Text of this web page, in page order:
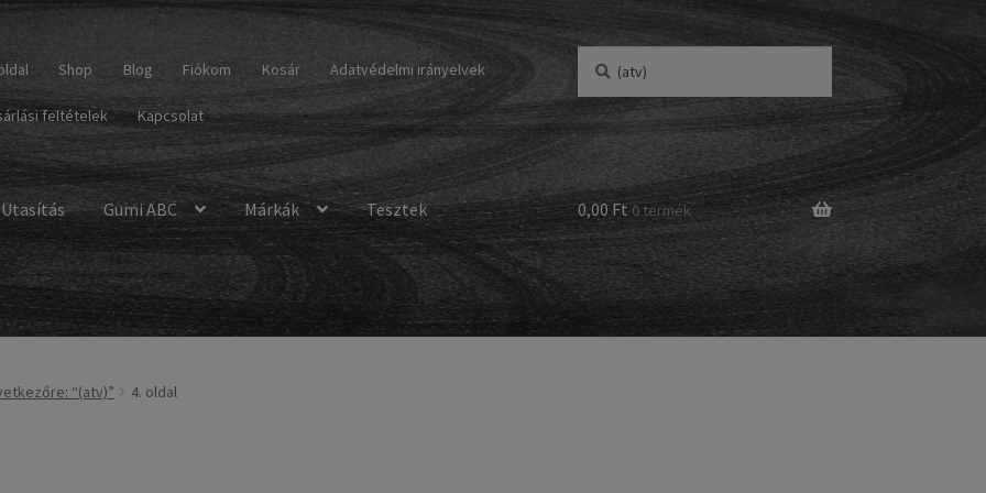
Shop Blog Fiókom Kosár Adatvédelmi irányelvek
feltételek Kapcsolat
következőre:
Utasítás Gumi ABC Márkák Tesztek 0,00 Ft 0 termék
“(atv)” 4. oldal